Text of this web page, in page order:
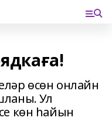
өсөн онлайн
Ул
көн һайын